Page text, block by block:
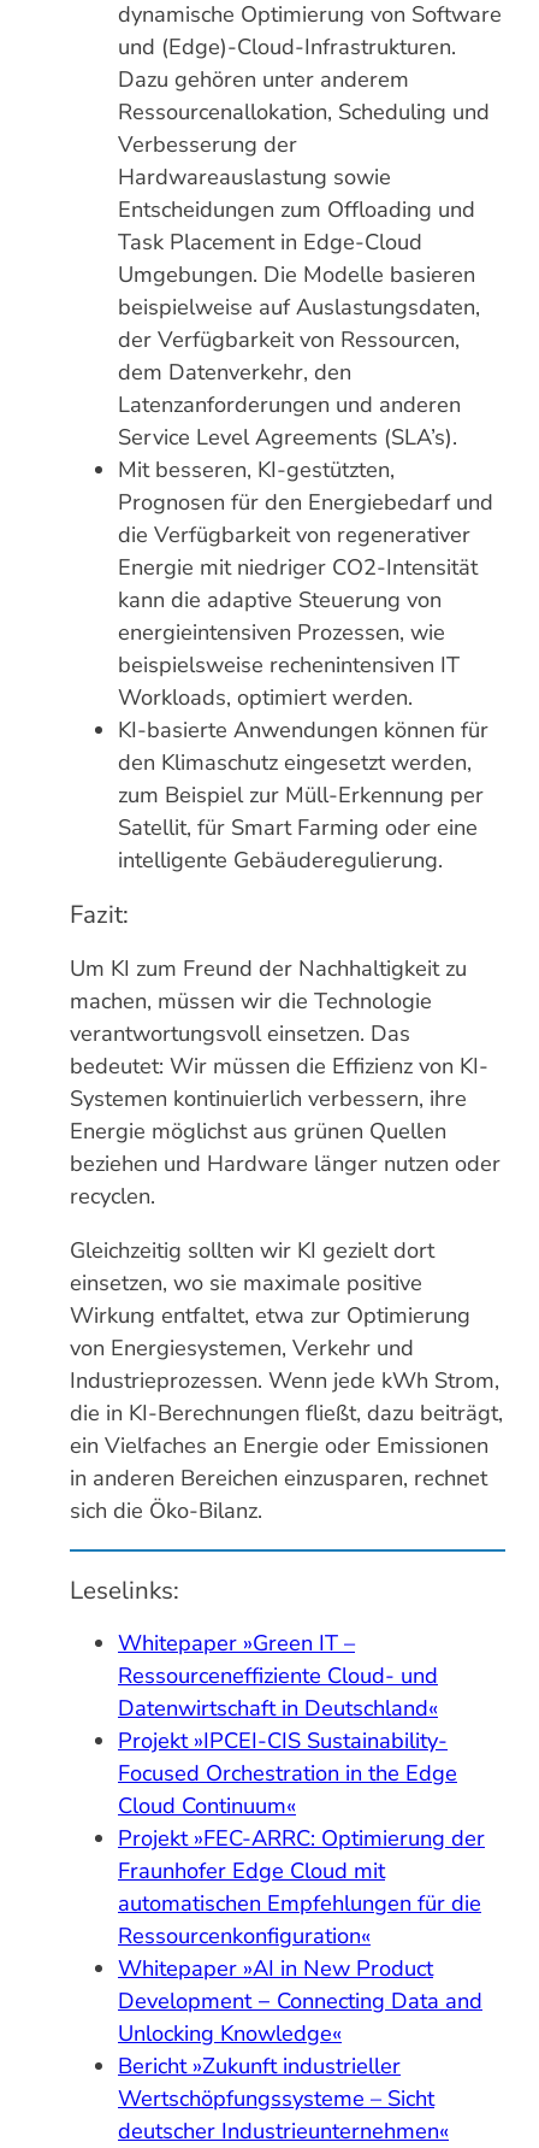
dynamische Optimierung von Software
und (Edge)-Cloud-Infrastrukturen.
Dazu gehören unter anderem
Ressourcenallokation, Scheduling und
Verbesserung der
Hardwareauslastung sowie
Entscheidungen zum Offloading und
Task Placement in Edge-Cloud
Umgebungen. Die Modelle basieren
beispielweise auf Auslastungsdaten,
der Verfügbarkeit von Ressourcen,
dem Datenverkehr, den
Latenzanforderungen und anderen
Service Level Agreements (SLA’s).
Mit besseren, KI-gestützten,
Prognosen für den Energiebedarf und
die Verfügbarkeit von regenerativer
Energie mit niedriger CO2-Intensität
kann die adaptive Steuerung von
energieintensiven Prozessen, wie
beispielsweise rechenintensiven IT
Workloads, optimiert werden.
KI-basierte Anwendungen können für
den Klimaschutz eingesetzt werden,
zum Beispiel zur Müll-Erkennung per
Satellit, für Smart Farming oder eine
intelligente Gebäuderegulierung.
Fazit:
Um KI zum Freund der Nachhaltigkeit zu
machen, müssen wir die Technologie
verantwortungsvoll einsetzen. Das
bedeutet: Wir müssen die Effizienz von KI-
Systemen kontinuierlich verbessern, ihre
Energie möglichst aus grünen Quellen
beziehen und Hardware länger nutzen oder
recyclen.
Gleichzeitig sollten wir KI gezielt dort
einsetzen, wo sie maximale positive
Wirkung entfaltet, etwa zur Optimierung
von Energiesystemen, Verkehr und
Industrieprozessen. Wenn jede kWh Strom,
die in KI-Berechnungen fließt, dazu beiträgt,
ein Vielfaches an Energie oder Emissionen
in anderen Bereichen einzusparen, rechnet
sich die Öko-Bilanz.
Leselinks:
Whitepaper »Green IT –
Ressourceneffiziente Cloud- und
Datenwirtschaft in Deutschland«
Projekt »IPCEI-CIS Sustainability-
Focused Orchestration in the Edge
Cloud Continuum«
Projekt »FEC-ARRC: Optimierung der
Fraunhofer Edge Cloud mit
automatischen Empfehlungen für die
Ressourcenkonfiguration«
Whitepaper »AI in New Product
Development − Connecting Data and
Unlocking Knowledge«
Bericht »Zukunft industrieller
Wertschöpfungssysteme – Sicht
deutscher Industrieunternehmen«